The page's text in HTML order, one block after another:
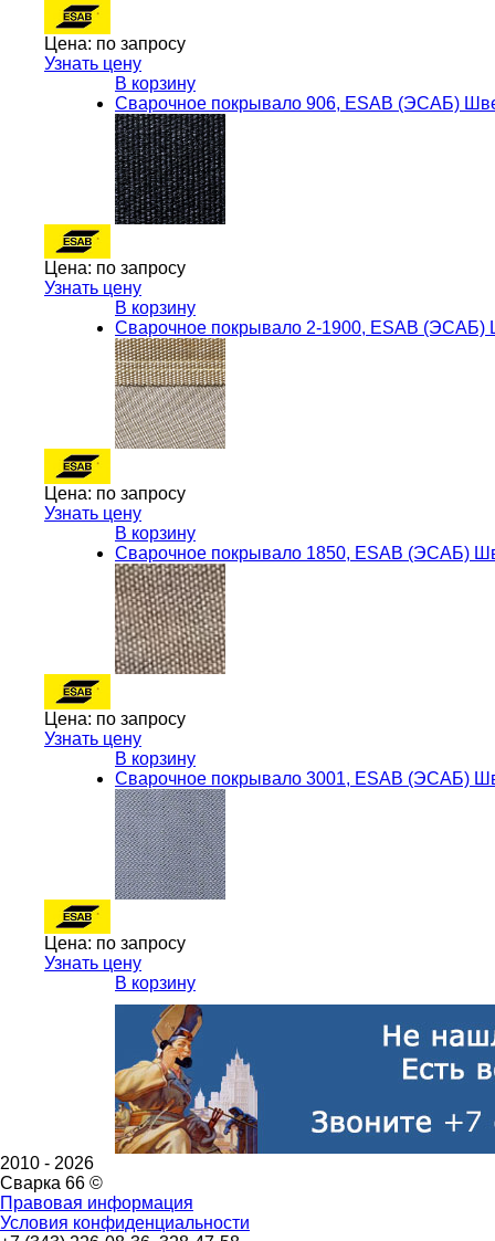
Цена: по запросу
Узнать цену
В корзину
Сварочное покрывало 906, ESAB (ЭСАБ)
Цена: по запросу
Узнать цену
В корзину
Сварочное покрывало 2-1900, ESAB (ЭСАБ)
Цена: по запросу
Узнать цену
В корзину
Сварочное покрывало 1850, ESAB (ЭСАБ)
Цена: по запросу
Узнать цену
В корзину
Сварочное покрывало 3001, ESAB (ЭСАБ)
Цена: по запросу
Узнать цену
В корзину
2010 - 2026
Сварка 66 ©
Правовая информация
Условия конфиденциальности